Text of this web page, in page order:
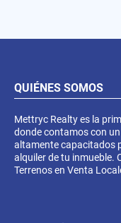
QUIÉNES SOMOS
Mettryc Realty es la
donde contamos con
altamente capacitados
alquiler de tu inmueble.
Terrenos en Venta